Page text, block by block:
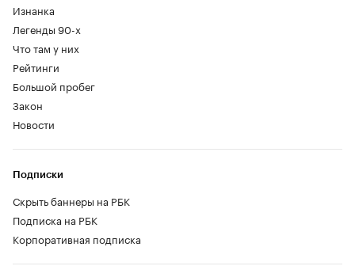
Изнанка
Легенды 90-х
Что там у них
Рейтинги
Большой пробег
Закон
Новости
Подписки
Скрыть баннеры на РБК
Подписка на РБК
Корпоративная подписка